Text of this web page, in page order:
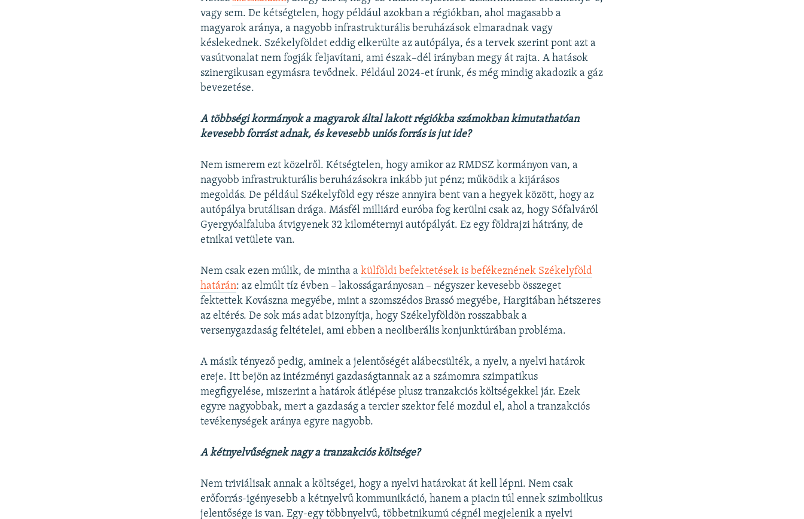
vagy sem. De kétségtelen, hogy például azokban a régiókban, ahol magasabb a
magyarok aránya, a nagyobb infrastrukturális beruházások elmaradnak vagy
késlekednek. Székelyföldet eddig elkerülte az autópálya, és a tervek szerint pont azt a
vasútvonalat nem fogják feljavítani, ami észak–dél irányban megy át rajta. A hatások
szinergikusan egymásra tevődnek. Például 2024-et írunk, és még mindig akadozik a gáz
bevezetése.
A többségi kormányok a magyarok által lakott régiókba számokban kimutathatóan
kevesebb forrást adnak, és kevesebb uniós forrás is jut ide?
Nem ismerem ezt közelről. Kétségtelen, hogy amikor az RMDSZ kormányon van, a
nagyobb infrastrukturális beruházásokra inkább jut pénz; működik a kijárásos
megoldás. De például Székelyföld egy része annyira bent van a hegyek között, hogy az
autópálya brutálisan drága. Másfél milliárd euróba fog kerülni csak az, hogy Sófalváról
Gyergyóalfaluba átvigyenek 32 kilométernyi autópályát. Ez egy földrajzi hátrány, de
etnikai vetülete van.
Nem csak ezen múlik, de mintha akülföldi befektetések is befékeznének Székelyföld
határán: az elmúlt tíz évben – lakosságarányosan – négyszer kevesebb összeget
fektettek Kovászna megyébe, mint a szomszédos Brassó megyébe, Hargitában hétszeres
az eltérés. De sok más adat bizonyítja, hogy Székelyföldön rosszabbak a
versenygazdaság feltételei, ami ebben a neoliberális konjunktúrában probléma.
A másik tényező pedig, aminek a jelentőségét alábecsülték, a nyelv, a nyelvi határok
ereje. Itt bejön az intézményi gazdaságtannak az a számomra szimpatikus
megfigyelése, miszerint a határok átlépése plusz tranzakciós költségekkel jár. Ezek
egyre nagyobbak, mert a gazdaság a tercier szektor felé mozdul el, ahol a tranzakciós
tevékenységek aránya egyre nagyobb.
A kétnyelvűségnek nagy a tranzakciós költsége?
Nem triviálisak annak a költségei, hogy a nyelvi határokat át kell lépni. Nem csak
erőforrás-igényesebb a kétnyelvű kommunikáció, hanem a piacin túl ennek szimbolikus
jelentősége is van. Egy-egy többnyelvű, többetnikumú cégnél megjelenik a nyelvi